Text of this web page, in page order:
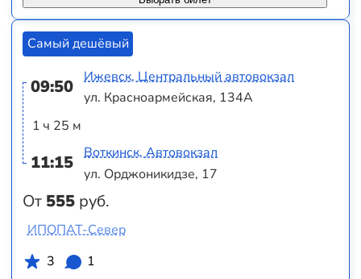
Самый дешёвый
09:50
1 ч 25 м
11:15
От 555 руб.
Ижевск, Центральный автовокзал
ул. Красноармейская, 134А
Воткинск, Автовокзал
ул. Орджоникидзе, 17
ИПОПАТ-Север
3
1